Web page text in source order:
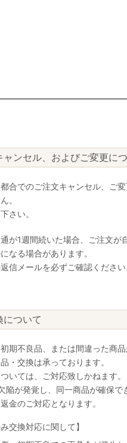
ャンセル、およびご変更に
合でのご注文キャンセル、ご
。
さい。
が1週間続いた場合、ご注文が
なる場合があります。
信メールを必ずご確認ください
について
期不良品、または間違った商
・交換は承っております。
いては、ご対応致しかねます。
陥が発覚し、同一商品が確保で
金のご対応となります。
交換対応に関して】